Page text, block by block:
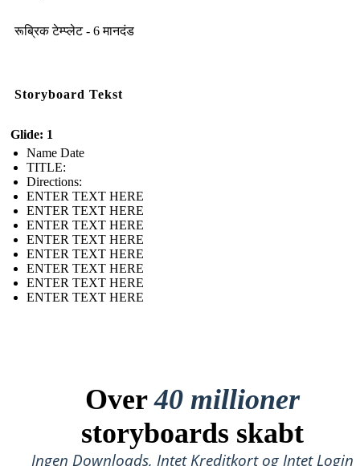
रूब्रिक टेम्प्लेट - 6 मानदंड
Storyboard Tekst
Glide: 1
Name Date
TITLE :
Directions:
ENTER TEXT HERE
ENTER TEXT HERE
ENTER TEXT HERE
ENTER TEXT HERE
ENTER TEXT HERE
ENTER TEXT HERE
ENTER TEXT HERE
ENTER TEXT HERE
Over40 millioner
storyboards skabt
Ingen Downloads, Intet Kreditkort og Intet Login